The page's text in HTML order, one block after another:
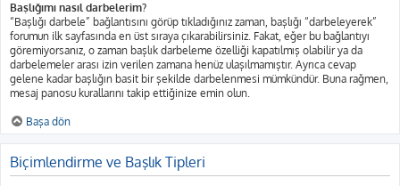
Başlığımı nasıl darbelerim?
“Başlığı darbele” bağlantısını görüp tıkladığınız zaman, başlığı “darbeleyerek”
forumun ilk sayfasında en üst sıraya çıkarabilirsiniz. Fakat, eğer bu bağlantıyı
göremiyorsanız, o zaman başlık darbeleme özelliği kapatılmış olabilir ya da
darbelemeler arası izin verilen zamana henüz ulaşılmamıştır. Ayrıca cevap
gelene kadar başlığın basit bir şekilde darbelenmesi mümkündür. Buna rağmen,
mesaj panosu kurallarını takip ettiğinize emin olun.
Başa dön
Biçimlendirme ve Başlık Tipleri